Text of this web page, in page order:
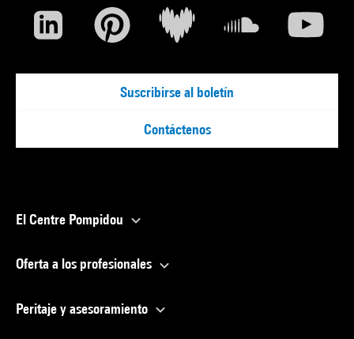
Suscribirse al boletín
Contáctenos
El Centre Pompidou
Oferta a los profesionales
Peritaje y asesoramiento